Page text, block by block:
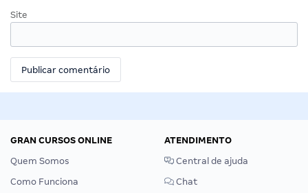
Site
GRAN CURSOS ONLINE
Quem Somos
Como Funciona
ATENDIMENTO
Central de ajuda
Chat